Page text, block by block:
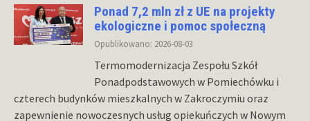
Ponad 7,2 mln zł z UE na projekty
ekologiczne i pomoc społeczną
Opublikowano: 2026-08-03
Termomodernizacja Zespołu Szkół
Ponadpodstawowych w Pomiechówku i
czterech budynków mieszkalnych w Zakroczymiu oraz
zapewnienie nowoczesnych usług opiekuńczych w Nowym